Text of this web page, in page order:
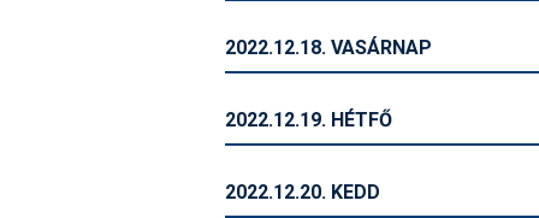
2022.12.18. VASÁRNAP
2022.12.19. HÉTFŐ
2022.12.20. KEDD